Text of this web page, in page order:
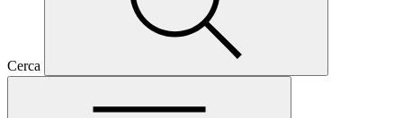
Cerca